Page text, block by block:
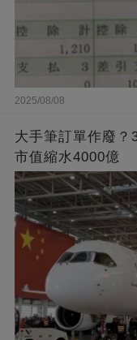
2025/08/08
大手筆訂單作廢？
市值縮水4000億